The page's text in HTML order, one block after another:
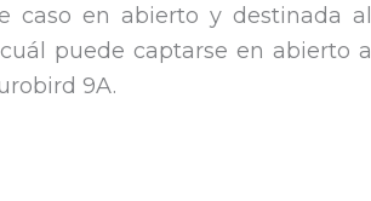
caso en abierto y destinada al
puede captarse en abierto a
9A.